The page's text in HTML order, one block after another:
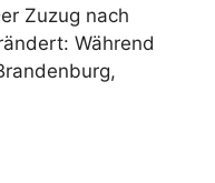
Zuzug nach
Während